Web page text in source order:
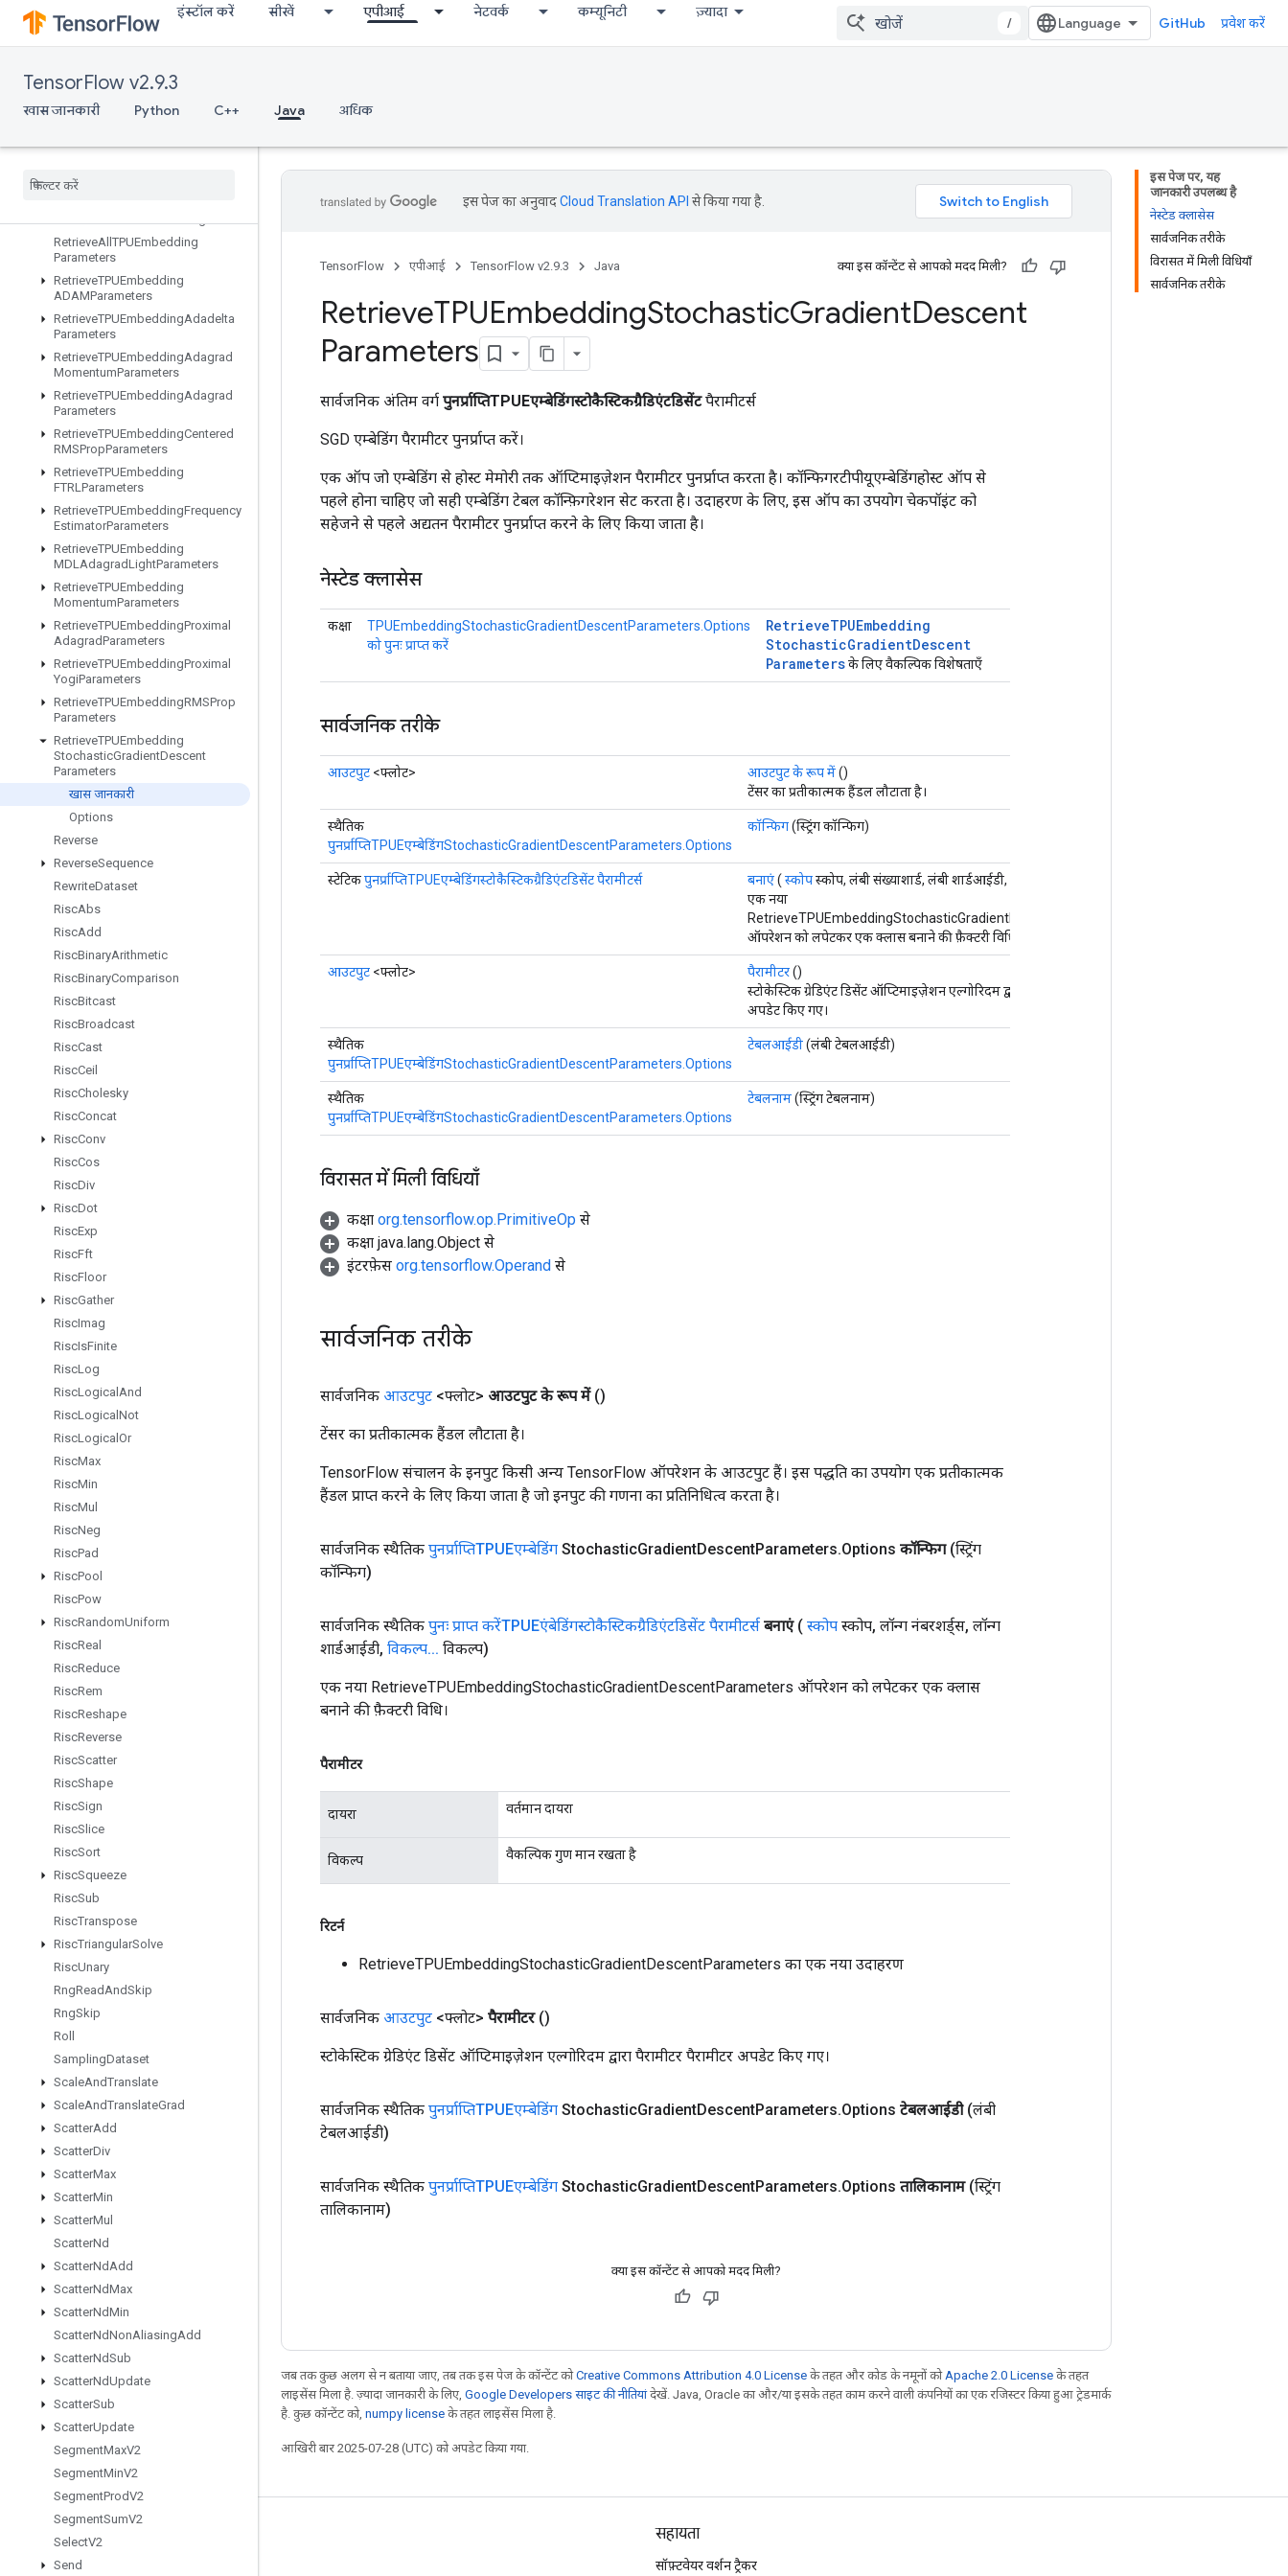
इंस्टॉल करें सीखें एपीआई नेटवर्क कम्यूनिटी ज़्यादा
/ GitHub प्रवेश करें
TensorFlow v2.9.3
खास जानकारी Python C++ Java अधिक
ResourceScatterNdMax
ResourceScatterNdMin
ResourceScatterNdUpdate
ResourceScatterSub
Resource
RetrieveAll TPUEmbedding
Parameters
RetrieveTPUEmbedding
ADAMParameters
RetrieveTPUEmbeddingAdadelta
Parameters
RetrieveTPUEmbeddingAdagrad
MomentumParameters
RetrieveTPUEmbeddingAdagrad
Parameters
RetrieveTPUEmbeddingCentered
RMSPropParameters
RetrieveTPUEmbedding
FTRLParameters
RetrieveTPUEmbeddingFrequency
EstimatorParameters
RetrieveTPUEmbedding
MDLAdagradLightParameters
RetrieveTPUEmbedding
MomentumParameters
RetrieveTPUEmbeddingProximal
AdagradParameters
RetrieveTPUEmbeddingProximal
YogiParameters
RetrieveTPUEmbeddingRMSProp
Parameters
RetrieveTPUEmbedding
StochasticGradientDescent
Parameters
खास जानकारी
Options
Reverse
ReverseSequence
RewriteDataset
RiscAbs
RiscAdd
RiscBinaryArithmetic
RiscBinaryComparison
RiscBitcast
RiscBroadcast
RiscCast
RiscCeil
RiscCholesky
RiscConcat
RiscConv
RiscCos
RiscDiv
RiscDot
RiscExp
RiscFft
RiscFloor
RiscGather
RiscImag
RiscIsFinite
RiscLog
RiscLogical And
RiscLogical Not
RiscLogical Or
RiscMax
RiscMin
RiscMul
RiscNeg
RiscPad
RiscPool
RiscPow
RiscRandomUniform
RiscReal
RiscReduce
RiscRem
RiscReshape
RiscReverse
RiscScatter
RiscShape
RiscSign
RiscSlice
RiscSort
RiscSqueeze
RiscSub
RiscTranspose
RiscTriangularSolve
RiscUnary
RngReadAndSkip
RngSkip
Roll
SamplingDataset
ScaleAndTranslate
ScaleAndTranslateGrad
ScatterAdd
ScatterDiv
ScatterMax
ScatterMin
ScatterMul
ScatterNd
ScatterNdAdd
ScatterNdMax
ScatterNdMin
ScatterNdNonAliasingAdd
ScatterNdSub
ScatterNdUpdate
ScatterSub
ScatterUpdate
SegmentMaxV2
SegmentMinV2
SegmentProdV2
SegmentSumV2
SelectV2
Send
इस पेज पर, यह
जानकारी उपलब्ध है
नेस्टेड क्लासेस
सार्वजनिक तरीके
विरासत में मिली विधियाँ
सार्वजनिक तरीके
इस पेज का अनुवादCloud Translation API से किया गया है.
TensorFlow एपीआई TensorFlow v2.9.3 Java क्या इस कॉन्टेंट से आपको मदद मिली?
RetrieveTPUEmbeddingStochasticGradientDescent
Parameters
सार्वजनिक अंतिम वर्ग पुनर्प्राप्तिTPUEएम्बेडिंगस्टोकैस्टिकग्रैडिएंटडिसेंटपैरामीटर्स
SGD एम्बेडिंग पैरामीटर पुनर्प्राप्त करें।
एक ऑप जो एम्बेडिंग से होस्ट मेमोरी तक ऑप्टिमाइज़ेशन पैरामीटर पुनर्प्राप्त करता है। कॉन्फिगरटीपीयूएम्बेडिंगहोस्ट ऑप से
पहले होना चाहिए जो सही एम्बेडिंग टेबल कॉन्फ़िगरेशन सेट करता है। उदाहरण के लिए, इस ऑप का उपयोग चेकपॉइंट को
सहेजने से पहले अद्यतन पैरामीटर पुनर्प्राप्त करने के लिए किया जाता है।
नेस्टेड क्लासेस
कक्षा
TPUEmbeddingStochasticGradientDescentParameters.Options
को पुनः प्राप्त करें
RetrieveTPUEmbedding
StochasticGradientDescent
Parametersके लिए वैकल्पिक विशेषताएँ
सार्वजनिक तरीके
आउटपुट <फ्लोट> आउटपुट के रूप में()
टेंसर का प्रतीकात्मक हैंडल लौटाता है।
स्थैतिक
पुनर्प्राप्तिTPUEएम्बेडिंगStochasticGradientDescentParameters.Options
कॉन्फिग(स्ट्रिंग कॉन्फिग)
स्टेटिकपुनर्प्राप्तिTPUEएम्बेडिंगस्टोकैस्टिकग्रैडिएंटडिसेंट पैरामीटर्स बनाएं( स्कोपस्कोप, लंबी संख्याशार्ड, लंबी शार्डआईडी,
एक नया
RetrieveTPUEmbeddingStochasticGradientDescentParameters
ऑपरेशन को लपेटकर एक क्लास बनाने की फ़ैक्टरी विधि।
आउटपुट <फ्लोट> पैरामीटर()
स्टोकेस्टिक ग्रेडिएंट डिसेंट ऑप्टिमाइज़ेशन एल्गोरिदम द्वारा पैरामीटर पैरामीटर
अपडेट किए गए।
स्थैतिक
पुनर्प्राप्तिTPUEएम्बेडिंगStochasticGradientDescentParameters.Options
टेबलआईडी(लंबी टेबलआईडी)
स्थैतिक
पुनर्प्राप्तिTPUEएम्बेडिंगStochasticGradientDescentParameters.Options
टेबलनाम(स्ट्रिंग टेबलनाम)
विरासत में मिली विधियाँ
कक्षा org.tensorflow.op.PrimitiveOp से
कक्षा java.lang.Object से
इंटरफ़ेस org.tensorflow.Operand से
सार्वजनिक तरीके
सार्वजनिक आउटपुट <फ्लोट> आउटपुट के रूप में ()
टेंसर का प्रतीकात्मक हैंडल लौटाता है।
TensorFlow संचालन के इनपुट किसी अन्य TensorFlow ऑपरेशन के आउटपुट हैं। इस पद्धति का उपयोग एक प्रतीकात्मक
हैंडल प्राप्त करने के लिए किया जाता है जो इनपुट की गणना का प्रतिनिधित्व करता है।
सार्वजनिक स्थैतिक पुनर्प्राप्तिTPUEएम्बेडिंग StochasticGradientDescentParameters.Options कॉन्फिग (स्ट्रिंग
कॉन्फिग)
सार्वजनिक स्थैतिक पुनः प्राप्त करेंTPUEएंबेडिंगस्टोकैस्टिकग्रैडिएंटडिसेंट पैरामीटर्स बनाएं ( स्कोप स्कोप, लॉन्ग नंबरशर्ड्स, लॉन्ग
शार्डआईडी, विकल्प... विकल्प)
एक नया RetrieveTPUEmbeddingStochasticGradientDescentParameters ऑपरेशन को लपेटकर एक क्लास
बनाने की फ़ैक्टरी विधि।
पैरामीटर
दायरा वर्तमान दायरा
विकल्प वैकल्पिक गुण मान रखता है
रिटर्न
RetrieveTPUEmbeddingStochasticGradientDescentParameters का एक नया उदाहरण
सार्वजनिक आउटपुट <फ्लोट> पैरामीटर ()
स्टोकेस्टिक ग्रेडिएंट डिसेंट ऑप्टिमाइज़ेशन एल्गोरिदम द्वारा पैरामीटर पैरामीटर अपडेट किए गए।
सार्वजनिक स्थैतिक पुनर्प्राप्तिTPUEएम्बेडिंग StochasticGradientDescentParameters.Options टेबलआईडी (लंबी
टेबलआईडी)
सार्वजनिक स्थैतिक पुनर्प्राप्तिTPUEएम्बेडिंग StochasticGradientDescentParameters.Options तालिकानाम (स्ट्रिंग
तालिकानाम)
क्या इस कॉन्टेंट से आपको मदद मिली?
जब तक कुछ अलग से न बताया जाए, तब तक इस पेज के कॉन्टेंट कोCreative Commons Attribution 4.0 License के तहत और कोड के नमूनों को Apache 2.0 License के तहत
लाइसेंस मिला है. ज़्यादा जानकारी के लिए, Google Developers साइट की नीतियांदेखें. Java, Oracle का और/या इसके तहत काम करने वाली कंपनियों का एक रजिस्टर किया हुआ ट्रेडमार्क
है. कुछ कॉन्टेंट को, numpy license के तहत लाइसेंस मिला है.
आखिरी बार 2025-07-28 (UTC) को अपडेट किया गया.
जुड़े रहें
ब्लॉग
सहायता
सॉफ़्टवेयर वर्शन ट्रैकर